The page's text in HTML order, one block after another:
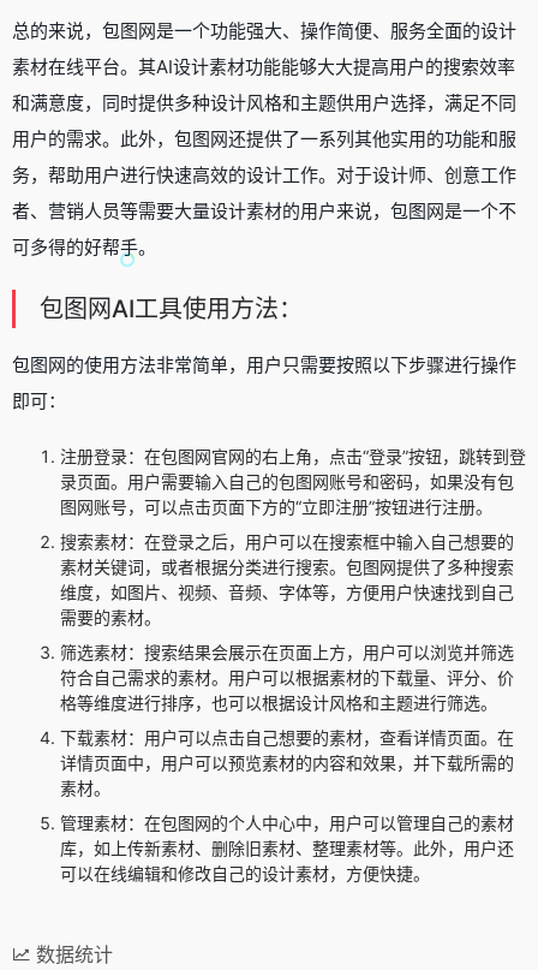
总的来说，包图网是一个功能强大、操作简便、服务全面的设计
素材在线平台。其AI设计素材功能能够大大提高用户的搜索效率
和满意度，同时提供多种设计风格和主题供用户选择，满足不同
用户的需求。此外，包图网还提供了一系列其他实用的功能和服
务，帮助用户进行快速高效的设计工作。对于设计师、创意工作
者、营销人员等需要大量设计素材的用户来说，包图网是一个不
可多得的好帮手。
包图网AI工具使用方法：
包图网的使用方法非常简单，用户只需要按照以下步骤进行操作
即可：
注册登录：在包图网官网的右上角，点击“登录”按钮，跳转到登
录页面。用户需要输入自己的包图网账号和密码，如果没有包
图网账号，可以点击页面下方的“立即注册”按钮进行注册。
搜索素材：在登录之后，用户可以在搜索框中输入自己想要的
素材关键词，或者根据分类进行搜索。包图网提供了多种搜索
维度，如图片、视频、音频、字体等，方便用户快速找到自己
需要的素材。
筛选素材：搜索结果会展示在页面上方，用户可以浏览并筛选
符合自己需求的素材。用户可以根据素材的下载量、评分、价
格等维度进行排序，也可以根据设计风格和主题进行筛选。
下载素材：用户可以点击自己想要的素材，查看详情页面。在
详情页面中，用户可以预览素材的内容和效果，并下载所需的
素材。
管理素材：在包图网的个人中心中，用户可以管理自己的素材
库，如上传新素材、删除旧素材、整理素材等。此外，用户还
可以在线编辑和修改自己的设计素材，方便快捷。
数据统计